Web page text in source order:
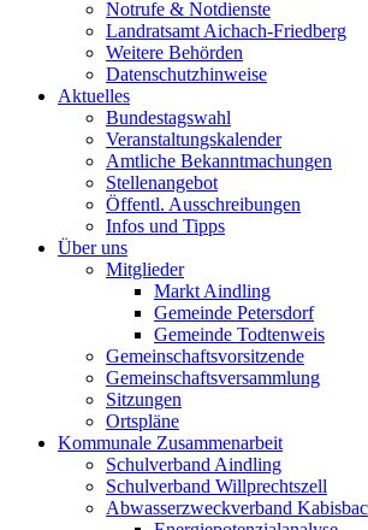
Notrufe & Notdienste
Landratsamt Aichach-Friedberg
Weitere Behörden
Datenschutzhinweise
Aktuelles
Bundestagswahl
Veranstaltungskalender
Amtliche Bekanntmachungen
Stellenangebot
Öffentl. Ausschreibungen
Infos und Tipps
Über uns
Mitglieder
Markt Aindling
Gemeinde Petersdorf
Gemeinde Todtenweis
Gemeinschaftsvorsitzende
Gemeinschaftsversammlung
Sitzungen
Ortspläne
Kommunale Zusammenarbeit
Schulverband Aindling
Schulverband Willprechtszell
Abwasserzweckverband